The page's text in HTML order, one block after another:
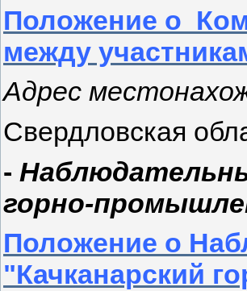
Положение о
между
Адрес
Свердловская
-
горно-
Положение о
"Качканарский